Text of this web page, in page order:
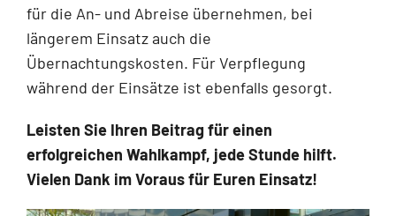
für die An- und Abreise übernehmen, bei
längerem Einsatz auch die
Übernachtungskosten. Für Verpflegung
während der Einsätze ist ebenfalls gesorgt.
Leisten Sie Ihren Beitrag für einen
erfolgreichen Wahlkampf, jede Stunde hilft.
Vielen Dank im Voraus für Euren Einsatz!